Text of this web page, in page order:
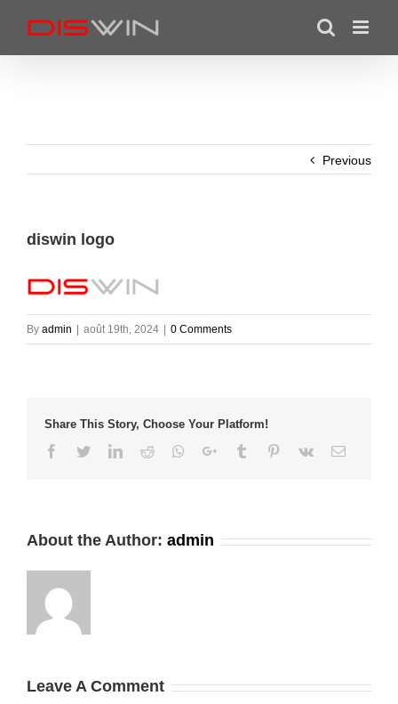
Previous
diswin logo
By admin août 19th, 2024 0 Comments
Share This Story, Choose Your Platform!
Facebook
TwitterLinkedIn
Reddit Whatsapp
Google+Tumblr Pinterest
Vk Email
About the Author: admin
Leave A Comment